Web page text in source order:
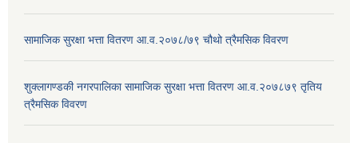
सामाजिक सुरक्षा भत्ता वितरण आ.व.२०७८/७९ चौथो त्रैमसिक विवरण
शुक्लागण्डकी नगरपालिका सामाजिक सुरक्षा भत्ता वितरण आ.व.२०७८७९ तृतिय
त्रैमसिक विवरण